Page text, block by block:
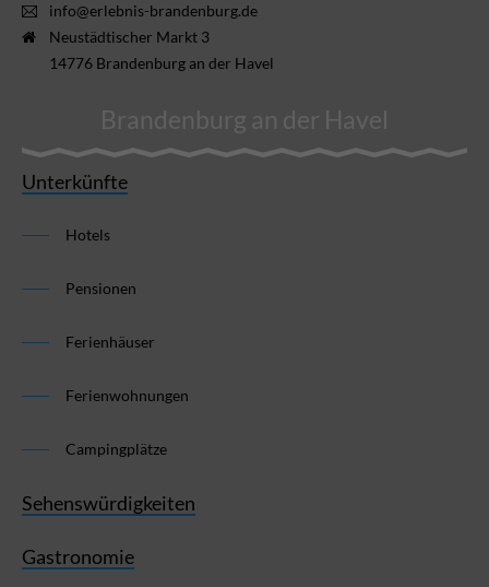
info@erlebnis-brandenburg.de
Neustädtischer Markt 3
14776 Brandenburg an der Havel
Brandenburg an der Havel
Unterkünfte
Hotels
Pensionen
Ferienhäuser
Ferienwohnungen
Campingplätze
Sehenswürdigkeiten
Gastronomie